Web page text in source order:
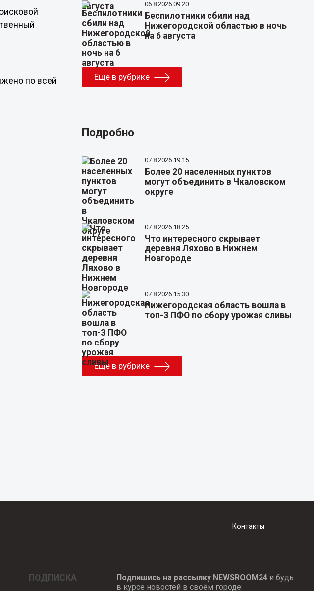
по всей
06.8.2026 09:20
Беспилотники сбили над
Нижегородской областью в ночь
на 6 августа
Еще в рубрике
Подробно
07.8.2026 19:15
Более 20 населенных пунктов
могут объединить в Чкаловском
округе
07.8.2026 18:25
Что интересного скрывает
деревня Ляхово в Нижнем
Новгороде
07.8.2026 15:30
Нижегородская область вошла в
топ-3 ПФО по сбору урожая сливы
Еще в рубрике
Контакты
ПОДПИСКА Подпишись на рассылку NEWSROOM24и будь
в курсе новостей в своём городе: